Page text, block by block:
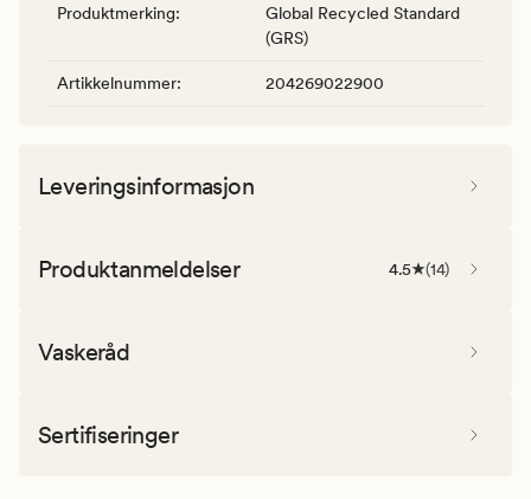
Produktmerking:
Global Recycled Standard
(GRS)
Artikkelnummer: 204269022900
Leveringsinformasjon
Produktanmeldelser 4.5 (14)
Vaskeråd
Sertifiseringer